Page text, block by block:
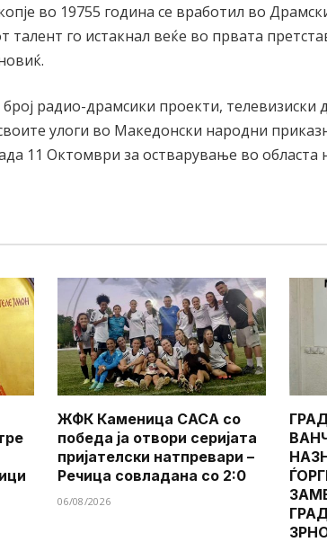
во 19755 година се вработил во
талент го истакнал веќе во првата
радио-драмсики проекти, телевизиски
улоги во Македонски народни
11 Октомври за остварување во областа
ЖФК Каменица САСА со
победа ја отвори серијата
пријателски натпревари –
Речица совладана со 2:0
06/08/2026